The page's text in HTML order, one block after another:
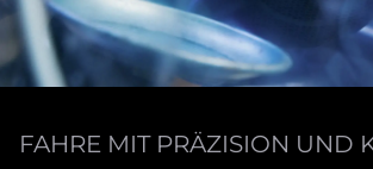
FAHRE MIT PRÄZISION UND